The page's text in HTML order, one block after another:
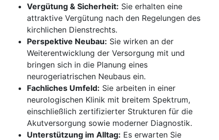
Vergütung & Sicherheit: Sie erhalten eine
attraktive Vergütung nach den Regelungen des
kirchlichen Dienstrechts.
Perspektive Neubau: Sie wirken an der
Weiterentwicklung der Versorgung mit und
bringen sich in die Planung eines
neurogeriatrischen Neubaus ein.
Fachliches Umfeld: Sie arbeiten in einer
neurologischen Klinik mit breitem Spektrum,
einschließlich zertifizierter Strukturen für die
Akutversorgung sowie moderner Diagnostik.
Unterstützung im Alltag: Es erwarten Sie